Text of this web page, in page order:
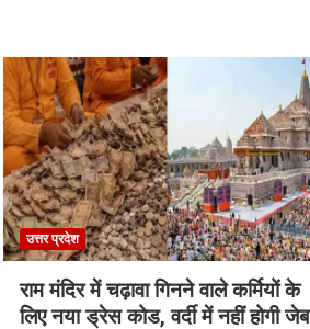
उत्तर प्रदेश
राम मंदिर में चढ़ावा गिनने वाले कर्मियों के
लिए नया ड्रेस कोड, वर्दी में नहीं होगी जेब